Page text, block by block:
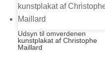
Udsyn til omverdenen
kunstplakat af Christophe
Maillard